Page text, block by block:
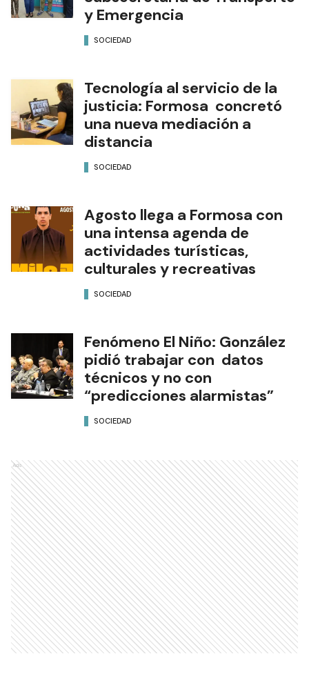
y Emergencia
SOCIEDAD
Tecnología al servicio de la
justicia: Formosa concretó
una nueva mediación a
distancia
SOCIEDAD
Agosto llega a Formosa con
una intensa agenda de
actividades turísticas,
culturales y recreativas
SOCIEDAD
Fenómeno El Niño: González
pidió trabajar con datos
técnicos y no con
“predicciones alarmistas”
SOCIEDAD
Ads